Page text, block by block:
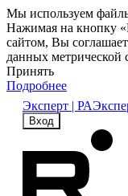
Мы используем
Нажимая на кнопку
сайтом, Вы
данных
Принять
Подробнее
Эксперт | РА
Вход